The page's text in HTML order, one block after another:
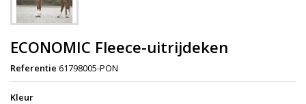
ECONOMIC Fleece-uitrijdeken
Referentie 61798005-PON
Kleur